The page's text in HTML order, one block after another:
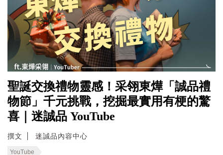
聖誕交換禮物靈感！采翎東燁「誠品禮
物節」千元挑戰，挖掘最實用有梗的驚
喜｜迷誠品 YouTube
撰文 迷誠品內容中心
YouTube